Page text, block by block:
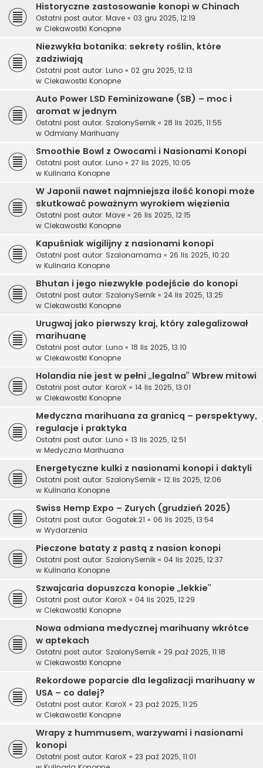
Historyczne zastosowanie konopi w Chinach
Ostatni post autor: Mave « 03 gru 2025, 12:19
w Ciekawostki Konopne
Niezwykła botanika: sekrety roślin, które
zadziwiają
Ostatni post autor: Luno « 02 gru 2025, 12:13
w Ciekawostki Konopne
Auto Power LSD Feminizowane (SB) – moc i
aromat w jednym
Ostatni post autor: SzalonySernik « 28 lis 2025, 11:55
w Odmiany Marihuany
Smoothie Bowl z Owocami i Nasionami Konopi
Ostatni post autor: Luno « 27 lis 2025, 10:05
w Kulinaria Konopne
W Japonii nawet najmniejsza ilość konopi może
skutkować poważnym wyrokiem więzienia
Ostatni post autor: Mave « 26 lis 2025, 12:15
w Ciekawostki Konopne
Kapuśniak wigilijny z nasionami konopi
Ostatni post autor: Szalonamama « 26 lis 2025, 10:20
w Kulinaria Konopne
Bhutan i jego niezwykłe podejście do konopi
Ostatni post autor: SzalonySernik « 24 lis 2025, 13:25
w Ciekawostki Konopne
Urugwaj jako pierwszy kraj, który zalegalizował
marihuanę
Ostatni post autor: Luno « 18 lis 2025, 13:10
w Ciekawostki Konopne
Holandia nie jest w pełni „legalna” Wbrew mitowi
Ostatni post autor: KaroX « 14 lis 2025, 13:01
w Ciekawostki Konopne
Medyczna marihuana za granicą – perspektywy,
regulacje i praktyka
Ostatni post autor: Luno « 13 lis 2025, 12:51
w Medyczna Marihuana
Energetyczne kulki z nasionami konopi i daktyli
Ostatni post autor: SzalonySernik « 12 lis 2025, 12:06
w Kulinaria Konopne
Swiss Hemp Expo – Zurych (grudzień 2025)
Ostatni post autor: Gogatek.21 « 06 lis 2025, 13:54
w Wydarzenia
Pieczone bataty z pastą z nasion konopi
Ostatni post autor: SzalonySernik « 04 lis 2025, 12:37
w Kulinaria Konopne
Szwajcaria dopuszcza konopie „lekkie”
Ostatni post autor: KaroX « 04 lis 2025, 12:29
w Ciekawostki Konopne
Nowa odmiana medycznej marihuany wkrótce
w aptekach
Ostatni post autor: SzalonySernik « 29 paź 2025, 11:18
w Ciekawostki Konopne
Rekordowe poparcie dla legalizacji marihuany w
USA – co dalej?
Ostatni post autor: KaroX « 23 paź 2025, 11:25
w Ciekawostki Konopne
Wrapy z hummusem, warzywami i nasionami
konopi
Ostatni post autor: KaroX « 23 paź 2025, 11:01